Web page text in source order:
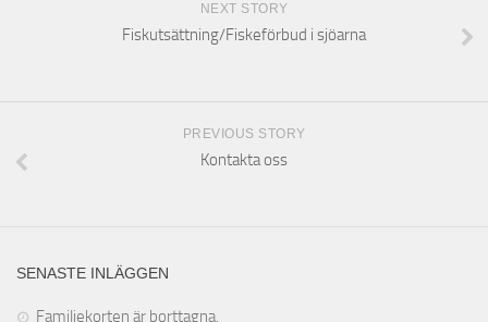
NEXT STORY
Fiskutsättning/Fiskeförbud i sjöarna
PREVIOUS STORY
Kontakta oss
SENASTE INLÄGGEN
Familjekorten är borttagna.